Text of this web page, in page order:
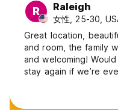
R Raleigh
女性, 25-30,
Great location,
and room, the family
and welcoming!
stay again if we’re